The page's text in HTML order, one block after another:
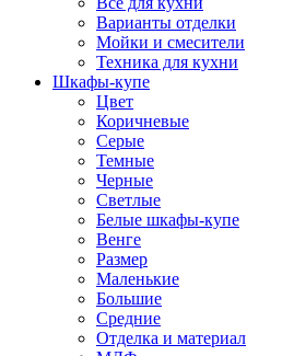
Варианты отделки
Мойки и смесители
Техника для кухни
Шкафы-купе
Цвет
Коричневые
Серые
Темные
Черные
Светлые
Белые шкафы-купе
Венге
Размер
Маленькие
Большие
Средние
Отделка и материал